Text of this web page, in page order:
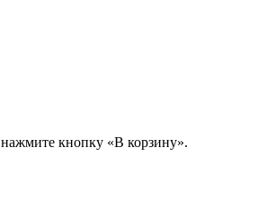
кнопку «В корзину».